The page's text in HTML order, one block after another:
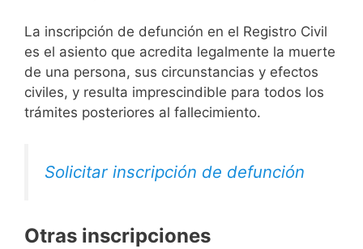
La inscripción de defunción en el Registro Civil
es el asiento que acredita legalmente la muerte
de una persona, sus circunstancias y efectos
civiles, y resulta imprescindible para todos los
trámites posteriores al fallecimiento.
Solicitar inscripción de defunción
Otras inscripciones